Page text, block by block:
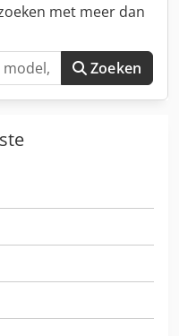
met meer dan
Zoeken